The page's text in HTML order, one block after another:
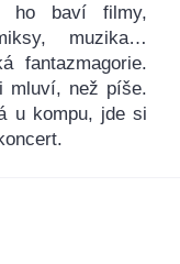
ho baví filmy,
muzika…
fantazmagorie.
mluví, než píše.
u kompu, jde si